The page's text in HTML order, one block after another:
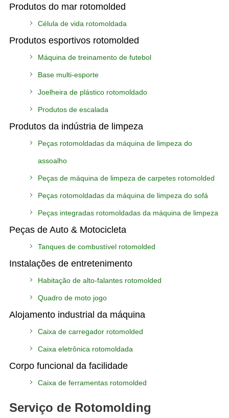
Produtos do mar rotomolded
Célula de vida rotomoldada
Produtos esportivos rotomolded
Máquina de treinamento de futebol
Base multi-esporte
Joelheira de plástico rotomoldado
Produtos de escalada
Produtos da indústria de limpeza
Peças rotomoldadas da máquina de limpeza do
assoalho
Peças de máquina de limpeza de carpetes rotomolded
Peças rotomoldadas da máquina de limpeza do sofá
Peças integradas rotomoldadas da máquina de limpeza
Peças de Auto & Motocicleta
Tanques de combustível rotomolded
Instalações de entretenimento
Habitação de alto-falantes rotomolded
Quadro de moto jogo
Alojamento industrial da máquina
Caixa de carregador rotomolded
Caixa eletrônica rotomoldada
Corpo funcional da facilidade
Caixa de ferramentas rotomolded
Serviço de Rotomolding